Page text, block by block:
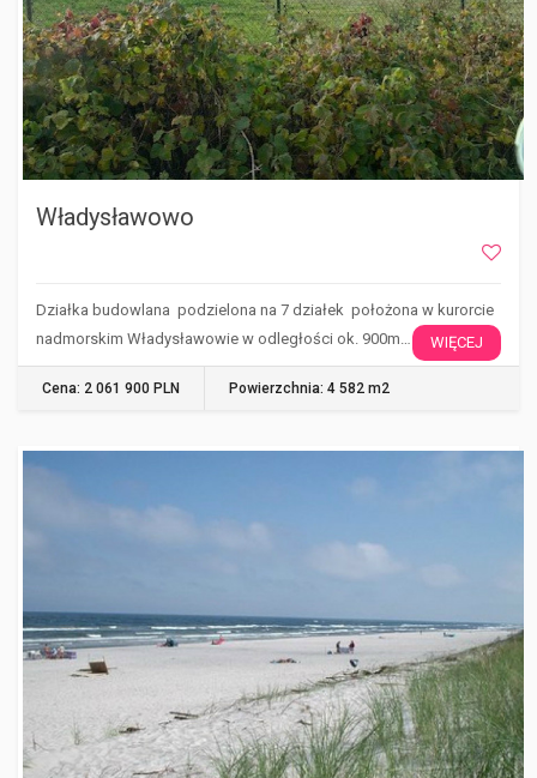
Władysławowo
Działka budowlana podzielona na 7 działek położona w kurorcie
nadmorskim Władysławowie w odległości ok. 900m…
WIĘCEJ
Cena: 2 061 900 PLN Powierzchnia: 4 582 m2